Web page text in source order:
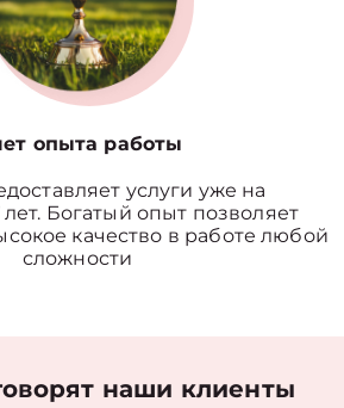
опыта работы
услуги уже на
Богатый опыт позволяет
качество в работе любой
сложности
наши клиенты